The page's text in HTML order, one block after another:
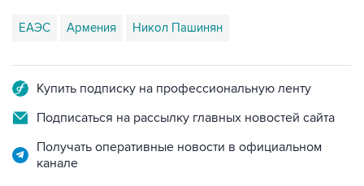
ЕАЭС Армения Никол Пашинян
Купить подписку на профессиональную ленту
Подписаться на рассылку главных новостей сайта
Получать оперативные новости в официальном
канале